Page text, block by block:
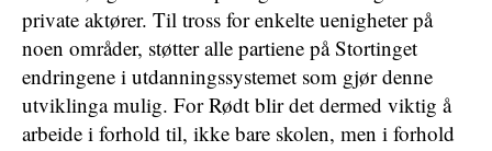
private aktører. Til tross for enkelte uenigheter på
noen områder, støtter alle partiene på Stortinget
endringene i utdanningssystemet som gjør denne
utviklinga mulig. For Rødt blir det dermed viktig å
arbeide i forhold til, ikke bare skolen, men i forhold